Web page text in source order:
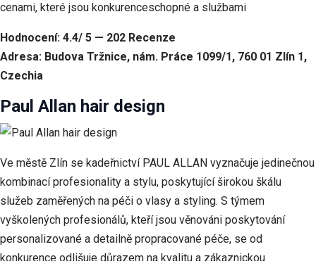
cenami, které jsou konkurenceschopné a službami
Hodnocení: 4.4/ 5 — 202 Recenze
Adresa: Budova Tržnice, nám. Práce 1099/1, 760 01 Zlín 1,
Czechia
Paul Allan hair design
Ve městě Zlín se kadeřnictví PAUL ALLAN vyznačuje jedinečnou
kombinací profesionality a stylu, poskytující širokou škálu
služeb zaměřených na péči o vlasy a styling. S týmem
vyškolených profesionálů, kteří jsou věnováni poskytování
personalizované a detailně propracované péče, se od
konkurence odlišuje důrazem na kvalitu a zákaznickou